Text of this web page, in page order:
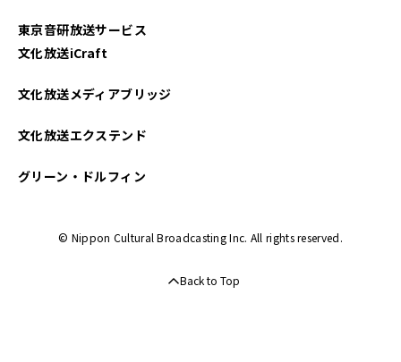
2025年01月
2024年12月
2024年11月
東京音研放送サービス
文化放送iCraft
文化放送メディアブリッジ
文化放送エクステンド
グリーン・ドルフィン
© Nippon Cultural Broadcasting Inc. All rights reserved.
Back to Top